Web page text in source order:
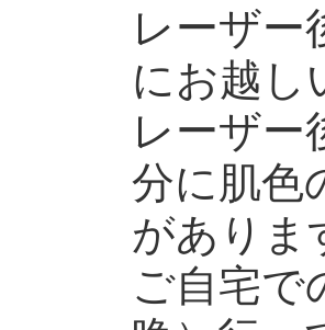
レーザー
にお越し
レーザー
分に肌色
がありま
ご自宅で